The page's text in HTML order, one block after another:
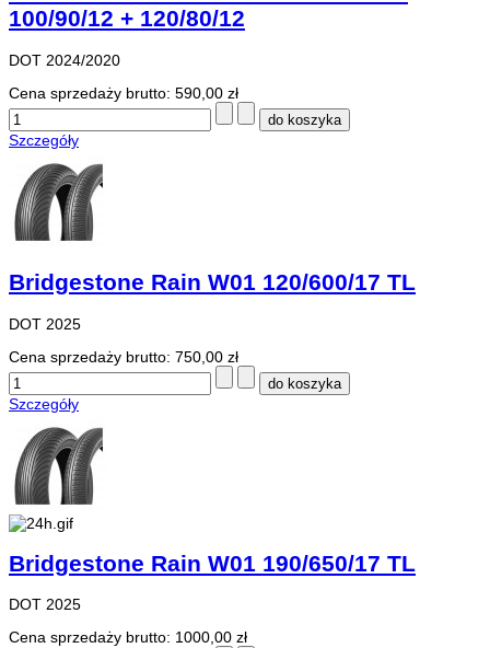
100/90/12 + 120/80/12
DOT 2024/2020
Cena sprzedaży brutto: 590,00 zł
Szczegóły
Bridgestone Rain W01 120/600/17 TL
DOT 2025
Cena sprzedaży brutto: 750,00 zł
Szczegóły
Bridgestone Rain W01 190/650/17 TL
DOT 2025
Cena sprzedaży brutto: 1000,00 zł